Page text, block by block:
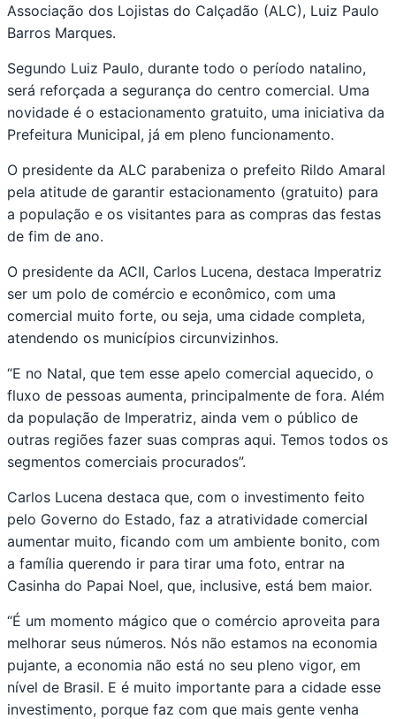
Associação dos Lojistas do Calçadão (ALC), Luiz Paulo
Barros Marques.
Segundo Luiz Paulo, durante todo o período natalino,
será reforçada a segurança do centro comercial. Uma
novidade é o estacionamento gratuito, uma iniciativa da
Prefeitura Municipal, já em pleno funcionamento.
O presidente da ALC parabeniza o prefeito Rildo Amaral
pela atitude de garantir estacionamento (gratuito) para
a população e os visitantes para as compras das festas
de fim de ano.
O presidente da ACII, Carlos Lucena, destaca Imperatriz
ser um polo de comércio e econômico, com uma
comercial muito forte, ou seja, uma cidade completa,
atendendo os municípios circunvizinhos.
“E no Natal, que tem esse apelo comercial aquecido, o
fluxo de pessoas aumenta, principalmente de fora. Além
da população de Imperatriz, ainda vem o público de
outras regiões fazer suas compras aqui. Temos todos os
segmentos comerciais procurados”.
Carlos Lucena destaca que, com o investimento feito
pelo Governo do Estado, faz a atratividade comercial
aumentar muito, ficando com um ambiente bonito, com
a família querendo ir para tirar uma foto, entrar na
Casinha do Papai Noel, que, inclusive, está bem maior.
“É um momento mágico que o comércio aproveita para
melhorar seus números. Nós não estamos na economia
pujante, a economia não está no seu pleno vigor, em
nível de Brasil. E é muito importante para a cidade esse
investimento, porque faz com que mais gente venha